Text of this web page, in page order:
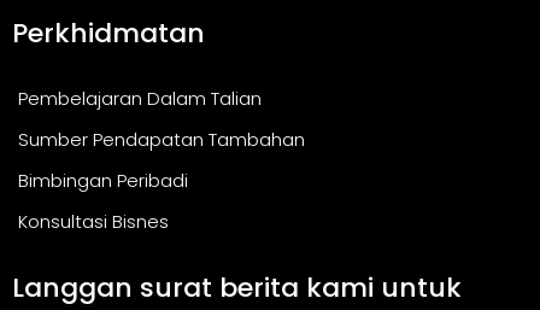
Perkhidmatan
Pembelajaran Dalam Talian
Sumber Pendapatan Tambahan
Bimbingan Peribadi
Konsultasi Bisnes
Langgan surat berita kami untuk